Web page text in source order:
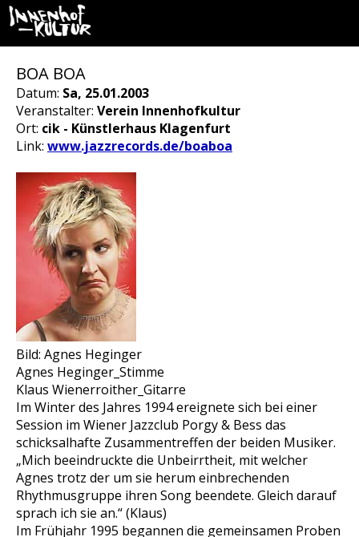
BOA BOA
Datum: Sa, 25.01.2003
Veranstalter: Verein Innenhofkultur
Ort: cik - Künstlerhaus Klagenfurt
Link: www.jazzrecords.de/boaboa
Bild: Agnes Heginger
Agnes Heginger_Stimme
Klaus Wienerroither_Gitarre
Im Winter des Jahres 1994 ereignete sich bei einer
Session im Wiener Jazzclub Porgy & Bess das
schicksalhafte Zusammentreffen der beiden Musiker.
„Mich beeindruckte die Unbeirrtheit, mit welcher
Agnes trotz der um sie herum einbrechenden
Rhythmusgruppe ihren Song beendete. Gleich darauf
sprach ich sie an.“ (Klaus)
Im Frühjahr 1995 begannen die gemeinsamen Proben